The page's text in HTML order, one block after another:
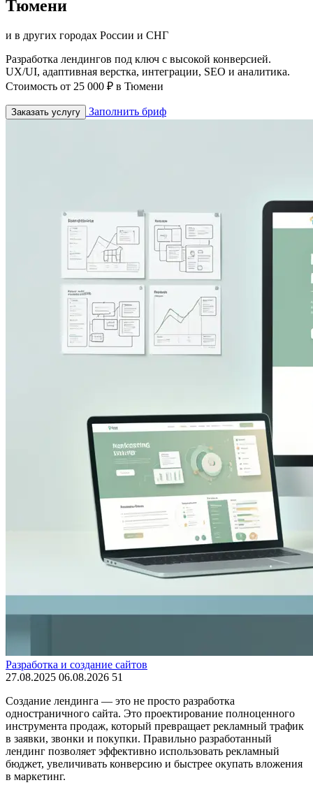
Тюмени
и в других городах России и СНГ
Разработка лендингов под ключ с высокой конверсией.
UX/UI, адаптивная верстка, интеграции, SEO и аналитика.
Стоимость от 25 000 ₽ в Тюмени
Заказать услугу Заполнить бриф
Разработка и создание сайтов
27.08.2025 06.08.2026 51
Создание лендинга — это не просто разработка
одностраничного сайта. Это проектирование полноценного
инструмента продаж, который превращает рекламный трафик
в заявки, звонки и покупки. Правильно разработанный
лендинг позволяет эффективно использовать рекламный
бюджет, увеличивать конверсию и быстрее окупать вложения
в маркетинг.